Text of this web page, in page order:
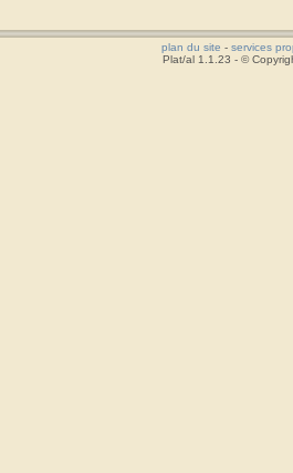
plan du site - services
Plat/al 1.1.23 - ©